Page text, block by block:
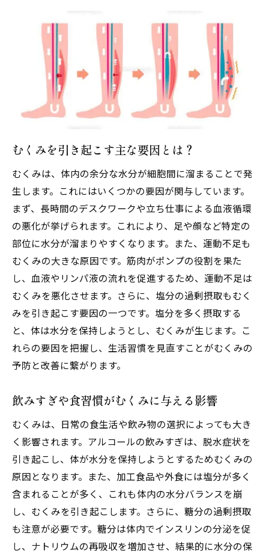
リンパの流れを促進するセルフマッサージ
法
むくみを軽減するための正しい姿勢の取り
方
日常生活でむくみを防ぐためのちょっとし
た工夫
むくみ対策に役立つリラックスメソッド
むくみを減らすためにできる食生活の見直しポ
イント
むくみを起こしにくい食材選び
利尿作用のある飲み物の取り入れ方
朝食でむくみを防ぐための一工夫
バランスの取れた食事がむくみを予防する
理由
食生活改善でむくみを解消するヒント
デスクワークによるむくみを防ぐための簡単ス
トレッチ
座り仕事でむくみを防ぐためのエクササイ
ズ
仕事中のむくみを防ぐための姿勢矯正
むくみが気になる時にできる即効ストレッ
チ
長時間の座りがちな方におすすめの体操
デスクワーク中に取り入れたいむくみ予防
法
むくみを引き起こす主な要因とは？
むくみは、体内の余分な水分が細胞間に溜まることで発
生します。これにはいくつかの要因が関与しています。
まず、長時間のデスクワークや立ち仕事による血液循環
の悪化が挙げられます。これにより、足や顔など特定の
部位に水分が溜まりやすくなります。また、運動不足も
むくみの大きな原因です。筋肉がポンプの役割を果た
し、血液やリンパ液の流れを促進するため、運動不足は
むくみを悪化させます。さらに、塩分の過剰摂取もむく
みを引き起こす要因の一つです。塩分を多く摂取する
と、体は水分を保持しようとし、むくみが生じます。こ
れらの要因を把握し、生活習慣を見直すことがむくみの
予防と改善に繋がります。
飲みすぎや食習慣がむくみに与える影響
むくみは、日常の食生活や飲み物の選択によっても大き
く影響されます。アルコールの飲みすぎは、脱水症状を
引き起こし、体が水分を保持しようとするためむくみの
原因となります。また、加工食品や外食には塩分が多く
含まれることが多く、これも体内の水分バランスを崩
し、むくみを引き起こします。さらに、糖分の過剰摂取
も注意が必要です。糖分は体内でインスリンの分泌を促
し、ナトリウムの再吸収を増加させ、結果的に水分の保